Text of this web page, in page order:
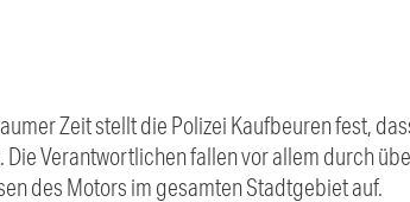
Zeit stellt die Polizei Kaufbeuren fest,
Verantwortlichen fallen vor allem durch
des Motors im gesamten Stadtgebiet auf.